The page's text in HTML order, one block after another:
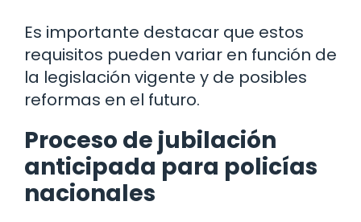
Es importante destacar que estos
requisitos pueden variar en función de
la legislación vigente y de posibles
reformas en el futuro.
Proceso de jubilación
anticipada para policías
nacionales